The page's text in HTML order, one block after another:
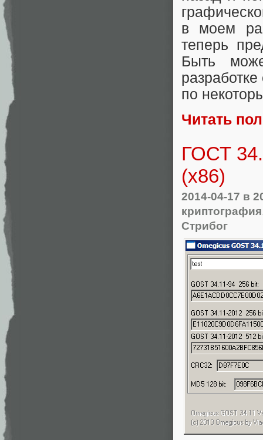
в моем
теперь
Быть
по
Читать
ГОСТ
(x86)
2014-04-17 в
криптография
Стрибог